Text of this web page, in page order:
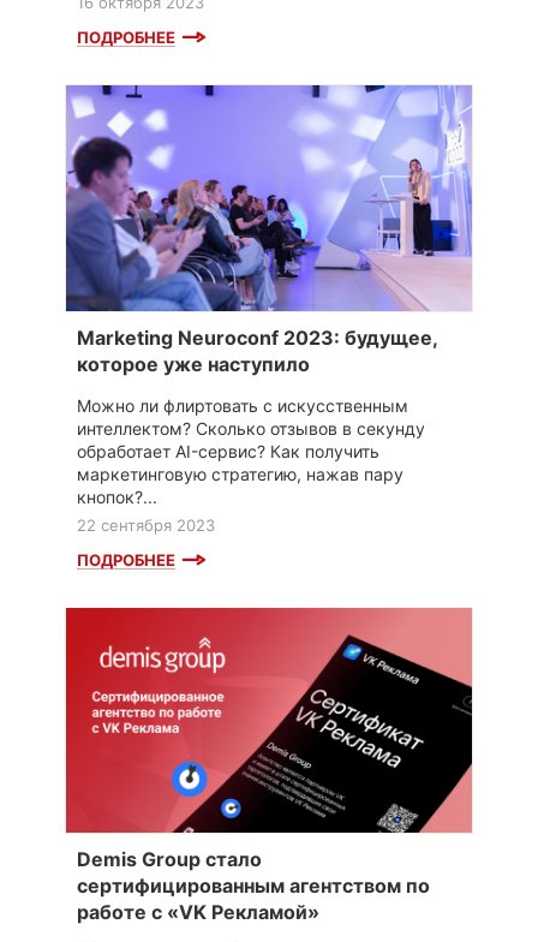
ПОДРОБНЕЕ
Marketing Neuroconf 2023: будущее,
которое уже наступило
Можно ли флиртовать с искусственным
интеллектом? Сколько отзывов в секунду
обработает AI-сервис? Как получить
маркетинговую стратегию, нажав пару
кнопок?...
22 сентября 2023
ПОДРОБНЕЕ
Demis Group стало
сертифицированным агентством по
работе с «VK Рекламой»